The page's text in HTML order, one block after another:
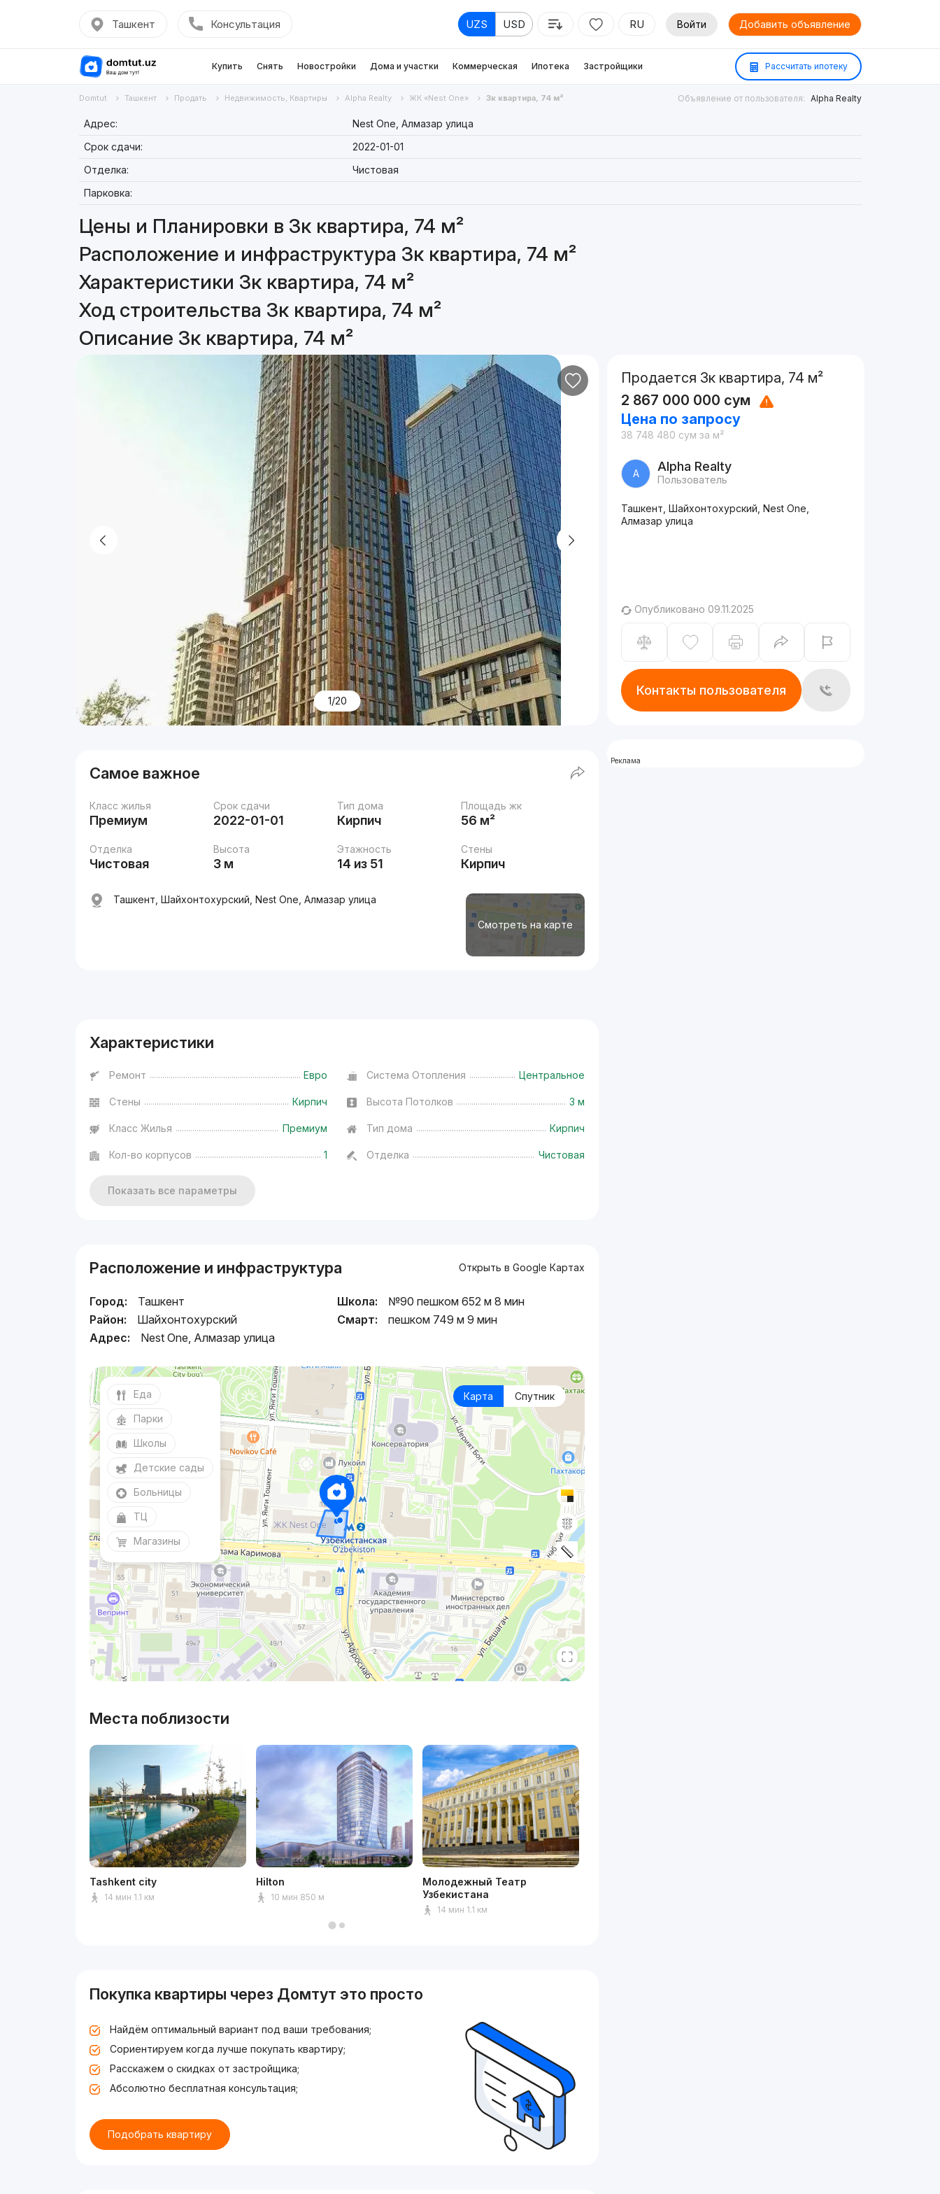
Ташкент Консультация UZS USD RU Войти Добавить объявление
Купить Снять Новостройки Дома и участки Коммерческая Ипотека Застройщики Рассчитать ипотеку
Domtut Ташкент Продать Недвижимость, Квартиры Alpha Realty ЖК «Nest One» 3к квартира, 74 м² Объявление от пользователя: Alpha Realty
Адрес:
Nest One, Алмазар улица
Срок сдачи:
2022-01-01
Отделка:
Чистовая
Парковка:
Цены и Планировки в 3к квартира, 74 м²
Расположение и инфраструктура 3к квартира, 74 м²
Характеристики 3к квартира, 74 м²
Ход строительства 3к квартира, 74 м²
Описание 3к квартира, 74 м²
1/20
Самое важное
Класс жилья
Премиум
Срок сдачи
2022-01-01
Тип дома
Кирпич
Площадь жк
56 м²
Отделка
Чистовая
Высота
3 м
Этажность
14 из 51
Стены
Кирпич
Смотреть на карте
Ташкент, Шайхонтохурский, Nest One, Алмазар улица
Характеристики
Ремонт Евро Система Отопления Центральное
Стены Кирпич Высота Потолков 3 м
Класс Жилья Премиум Тип дома Кирпич
Кол-во корпусов 1 Отделка Чистовая
Показать все параметры
Расположение и инфраструктура Открыть в Google Картах
Город:
Ташкент
Район:
Шайхонтохурский
Адрес:
Nest One, Алмазар улица
Школа:
№90 пешком 652 м 8 мин
Смарт:
пешком 749 м 9 мин
Карта Спутник
Еда
Парки
Школы
Детские сады
Больницы
ТЦ
Магазины
Места поблизости
Tashkent city
14 мин 1.1 км
Hilton
10 мин 850 м
Молодежный Театр
Узбекистана
14 мин 1.1 км
Покупка квартиры через Домтут это просто
Найдём оптимальный вариант под ваши требования;
Сориентируем когда лучше покупать квартиру;
Расскажем о скидках от застройщика;
Абсолютно бесплатная консультация;
Подобрать квартиру
Продается 3к квартира, 74 м²
2 867 000 000 сум
Цена по запросу
38 748 480 сум за м²
A Alpha Realty
Пользователь
Ташкент, Шайхонтохурский, Nest One,
Алмазар улица
Опубликовано 09.11.2025
Контакты пользователя
Реклама